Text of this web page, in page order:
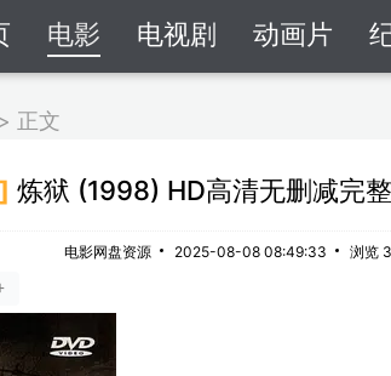
电影 电视剧 动画片
> 正文
炼狱 (1998) HD高清无删减完
电影网盘资源 2025-08-08 08:49:33 浏览